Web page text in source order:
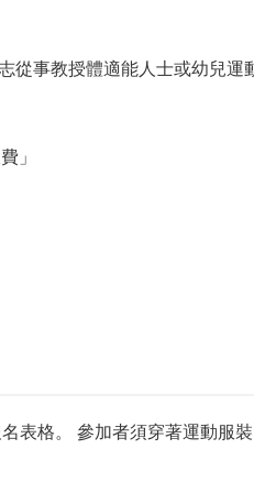
從事教授體適能人士或幼兒運
」
表格。 參加者須穿著運動服裝